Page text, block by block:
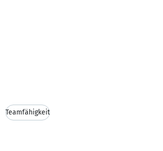
Teamfähigkeit